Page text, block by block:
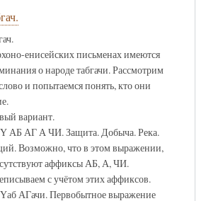
енисейских письменах имеются
о народе табгачи. Рассмотрим
и попытаемся понять, кто они
вариант.
АБ АГ А ЧИ. Защита. Добыча. Река.
Возможно, что в этом выражении,
аффиксы АБ, А, ЧИ.
с учётом этих аффиксов.
АГачи. Первобытное выражение